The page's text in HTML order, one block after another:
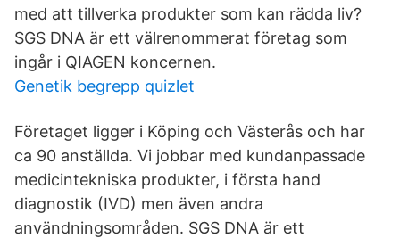
med att tillverka produkter som kan rädda liv?
SGS DNA är ett välrenommerat företag som
ingår i QIAGEN koncernen.
Genetik begrepp quizlet
Företaget ligger i Köping och Västerås och har
ca 90 anställda. Vi jobbar med kundanpassade
medicintekniska produkter, i första hand
diagnostik (IVD) men även andra
användningsområden. SGS DNA är ett